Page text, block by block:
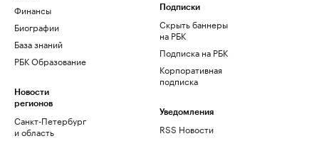
Финансы
Биографии
База знаний
РБК Образование
Новости
регионов
Санкт-Петербург
и область
Подписки
Скрыть баннеры
на РБК
Подписка на РБК
Корпоративная
подписка
Уведомления
RSS Новости